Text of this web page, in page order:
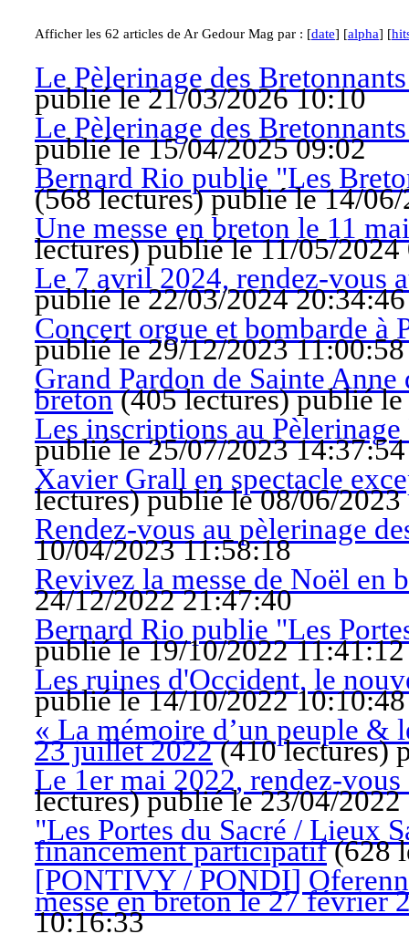
Afficher les 62 articles de Ar Gedour Mag par : [date] [alpha] [
Le Pèlerinage des
publié le 21/03/2026 10:10
Le Pèlerinage des
publié le 15/04/2025 09:02
Bernard Rio publie "Les
(568 lectures)publié le 14/
Une messe en breton le 11
lectures)publié le 11/05/2024
Le 7 avril 2024, rendez-vous
publié le 22/03/2024 20:34:46
Concert orgue et bombarde à
publié le 29/12/2023 11:00:58
Grand Pardon de Sainte
breton(405 lectures)publié
Les inscriptions au
publié le 25/07/2023 14:37:54
Xavier Grall en spectacle
lectures)publié le 08/06/2023
Rendez-vous au pèlerinage
10/04/2023 11:58:18
Revivez la messe de Noël en
24/12/2022 21:47:40
Bernard Rio publie "Les
publié le 19/10/2022 11:41:12
Les ruines d'Occident, le
publié le 14/10/2022 10:10:48
« La mémoire d’un peuple &
23 juillet 2022(410 lectures)
Le 1er mai 2022, rendez-
lectures)publié le 23/04/2022
"Les Portes du Sacré / Lieux
financement participatif(628
[PONTIVY / PONDI]
messe en breton le 27 février
10:16:33